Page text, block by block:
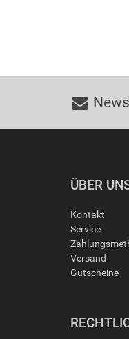
ÜBER
Kontakt
Service
Versand
Gutscheine